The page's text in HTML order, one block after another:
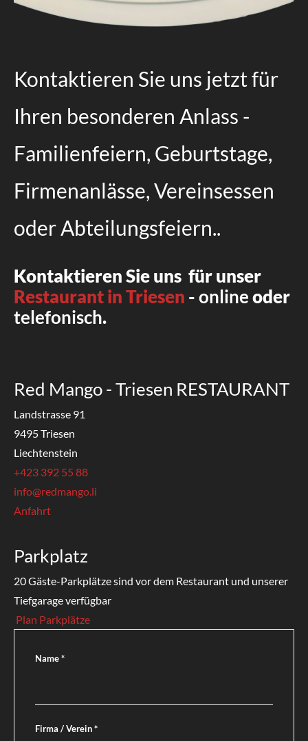
Kontaktieren Sie uns jetzt für
Ihren besonderen Anlass -
Familienfeiern, Geburtstage,
Firmenanlässe, Vereinsessen
oder Abteilungsfeiern..
Kontaktieren Sie uns für unser
Restaurant in Triesen - online oder
telefonisch.
Red Mango - Triesen RESTAURANT
Landstrasse 91
9495 Triesen
Liechtenstein
+423 392 55 88
info@redmango.li
Anfahrt
Parkplatz
20 Gäste-Parkplätze sind vor dem Restaurant und unserer
Tiefgarage verfügbar
Plan Parkplätze
Name*
Firma / Verein*